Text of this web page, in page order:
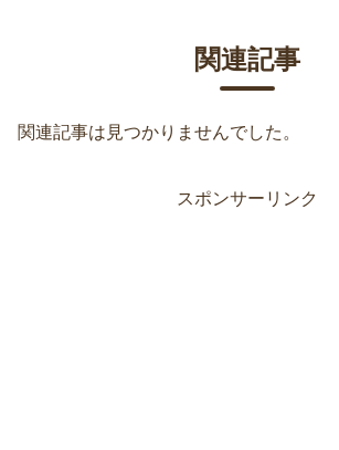
関連記事
関連記事は見つかりませんでした。
スポンサーリンク